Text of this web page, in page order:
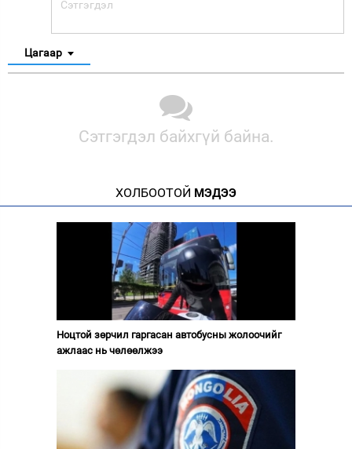
Цагаар
Сэтгэгдэл байхгүй байна.
ХОЛБООТОЙ МЭДЭЭ
Ноцтой зөрчил гаргасан автобусны жолоочийг
ажлаас нь чөлөөлжээ